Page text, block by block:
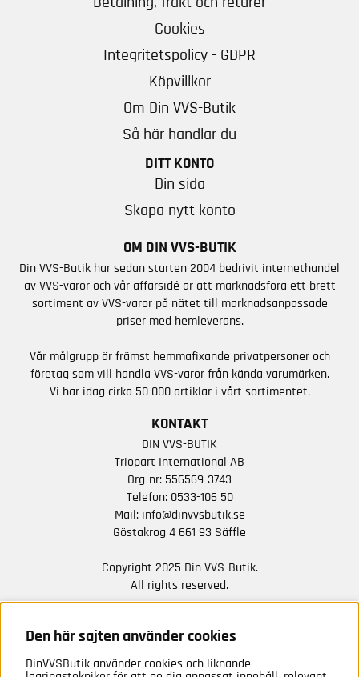
Cookies
Integritetspolicy - GDPR
Köpvillkor
Om Din VVS-Butik
Så här handlar du
DITT KONTO
Din sida
Skapa nytt konto
OM DIN VVS-BUTIK
Din VVS-Butik har sedan starten 2004 bedrivit internethandel
av VVS-varor och vår affärsidé är att marknadsföra ett brett
sortiment av VVS-varor på nätet till marknadsanpassade
priser med hemleverans.
Vår målgrupp är främst hemmafixande privatpersoner och
företag som vill handla VVS-varor från kända varumärken.
Vi har idag cirka 50 000 artiklar i vårt sortimentet.
KONTAKT
DIN VVS-BUTIK
Triopart International AB
Org-nr: 556569-3743
Telefon: 0533-106 50
Mail: info@dinvvsbutik.se
Göstakrog 4 661 93 Säffle
Copyright 2025 Din VVS-Butik.
All rights reserved.
NYHETER FRÅN OSS
Den här sajten använder cookies
DinVVSButik använder cookies och liknande